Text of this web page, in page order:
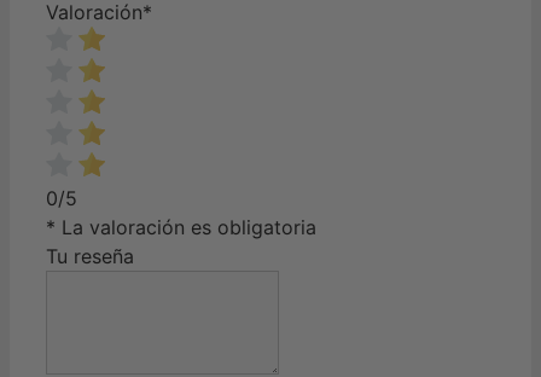
Valoración*
0/5
* La valoración es obligatoria
Tu reseña